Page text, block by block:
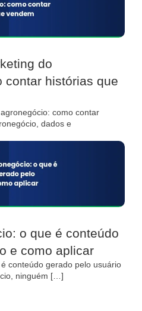
do
contar histórias que
como contar
dados e
o que é conteúdo
e como aplicar
conteúdo gerado pelo usuário
ninguém […]